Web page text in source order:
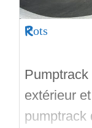
Rots
extérieur
pumptrack